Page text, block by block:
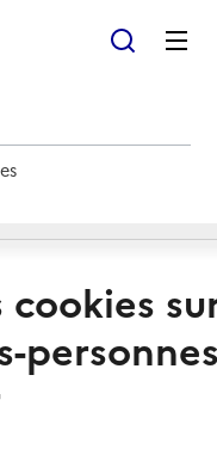
besoin
département
(USLD)
des unités
(USLD)